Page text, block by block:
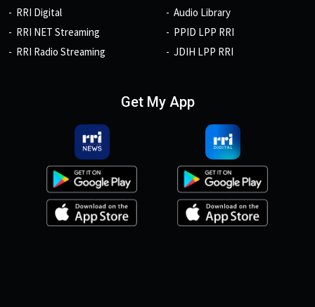
RRI Digital
RRI NET Streaming
RRI Radio Streaming
Audio Library
PPID LPP RRI
JDIH LPP RRI
Get My App